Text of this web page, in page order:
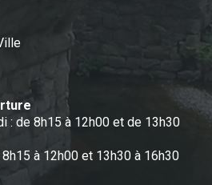
: de 8h15 à 12h00 et de 13h30
à 12h00 et 13h30 à 16h30